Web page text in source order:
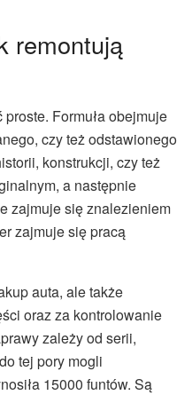
remontują
Formuła obejmuje
czy też odstawionego
konstrukcji, czy też
a następnie
zajmuje się znalezieniem
zajmuje się pracą
auta, ale także
oraz za kontrolowanie
zależy od serii,
tej pory mogli
15000 funtów. Są